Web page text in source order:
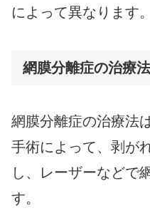
によって異なります。
網膜分離症の治療法
網膜分離症の治療法
手術によって、剥が
し、レーザーなどで
す。